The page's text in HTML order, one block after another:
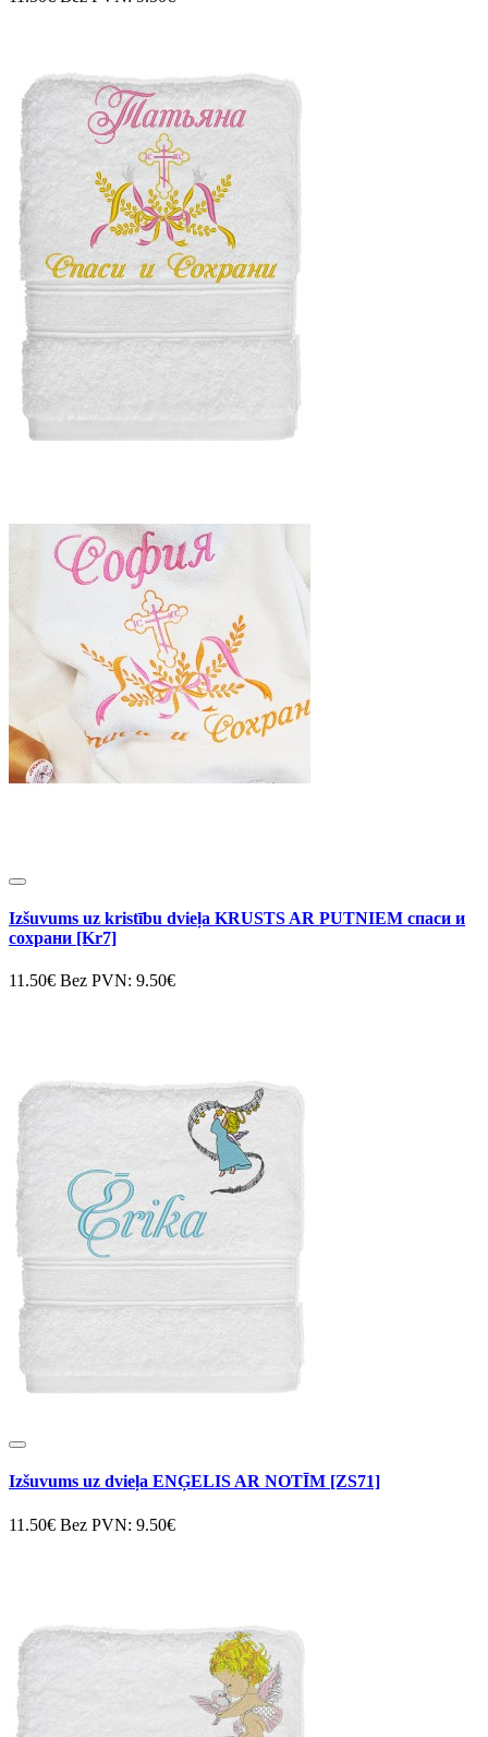
Izšuvums uz kristību dvieļa KRUSTS AR PUTNIEM спаси и
сохрани [Kr7]
11.50€ Bez PVN: 9.50€
Izšuvums uz dvieļa ENĢELIS AR NOTĪM [ZS71]
11.50€ Bez PVN: 9.50€